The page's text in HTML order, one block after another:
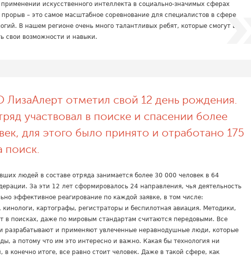
искусственного интеллекта в социально-значимых сферах
– это самое масштабное соревнование для специалистов в сфере
В нашем регионе очень много талантливых ребят, которые смогут в
свои возможности и навыки.
ЛизаАлерт отметил свой 12 день рождения.
участвовал в поиске и спасении более
для этого было принято и отработано 175
поиск.
людей в составе отряда занимается более 30 000 человек в 64
За эти 12 лет сформировалось 24 направления, чья деятельность
эффективное реагирование по каждой заявке, в том числе:
кинологи, картографы, регистраторы и беспилотная авиация. Методики,
в поисках, даже по мировым стандартам считаются передовыми. Все
разрабатывают и применяют увлеченные неравнодушные люди, которые
а потому что им это интересно и важно. Какая бы технология ни
в конечно итоге, все равно стоит человек. Даже в такой сфере, как